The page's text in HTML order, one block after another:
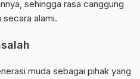
sehingga rasa canggung
alami.
muda sebagai pihak yang